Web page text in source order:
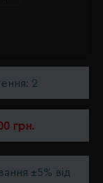
2
грн.
±5% від